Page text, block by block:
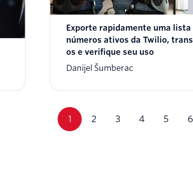
Exporte rapidamente uma lista
números ativos da Twilio,
os e verifique seu uso
Danijel Šumberac
1 2 3 4 5 6